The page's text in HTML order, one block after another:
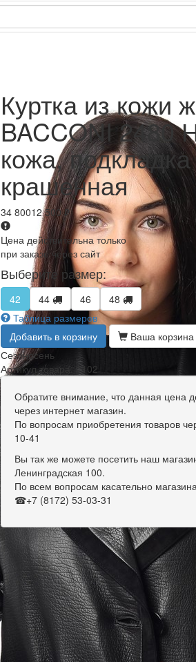
Куртка из кожи
BACCONI 2480
кожа,
крашенная
34 80012 500₽
Цена действительна только
при заказе через сайт
Выберите размер:
42 44 46
48
Таблица размеров
Добавить в корзину
Ваша корзина
Сезоносень
Артикул товара: 1102
Обратите внимание, что данная цена
через интернет магазин.
По вопросам приобретения товаров
10-41
Вы так же можете посетить наш
Ленинградская 100.
По всем вопросам касательно
☎+7 (8172) 53-03-31